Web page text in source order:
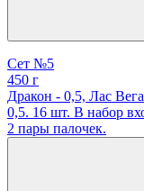
Сет №5
450 г
Дракон - 0,5, Лас
0,5. 16 шт. В набор
2 пары палочек.